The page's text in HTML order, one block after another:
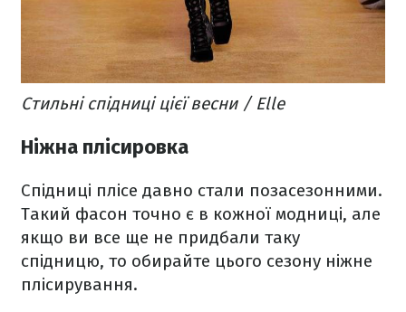
Стильні спідниці цієї весни / Elle
Ніжна плісировка
Спідниці плісе давно стали позасезонними.
Такий фасон точно є в кожної модниці, але
якщо ви все ще не придбали таку
спідницю, то обирайте цього сезону ніжне
плісирування.